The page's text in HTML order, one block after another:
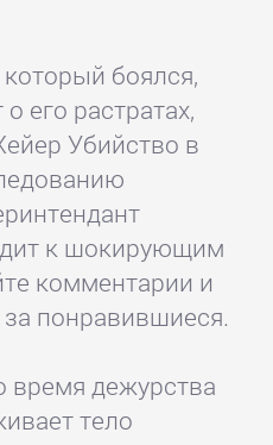
боялся,
его растратах,
Убийство в
к шокирующим
комментарии и
понравившиеся.
время дежурства
тело